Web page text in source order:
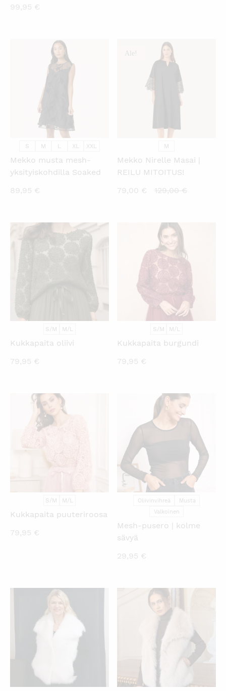
99,95 €
KATSO PIKANÄKYMÄ
S M XL XXL
Mekko musta mesh-
yksityiskohdilla Soaked
89,95 €
Ale! KATSO PIKANÄKYMÄ
M
Mekko Nirelle Masai |
REILU MITOITUS!
79,00 €
Nykyinen
79,00 €.
129,00€
S/M M/L
Kukkapaita oliivi
79,95 €
KATSO PIKANÄKYMÄ
S/M M/L
Kukkapaita burgundi
79,95 €
KATSO PIKANÄKYMÄ
S/M M/L
Kukkapaita puuteriroosa
79,95 €
KATSO PIKANÄKYMÄ
Oliivinvihreä
Musta
Valkoinen
Mesh-pusero | kolme
sävyä
29,95 €
KATSO PIKANÄKYMÄ KATSO PIKANÄKYMÄ